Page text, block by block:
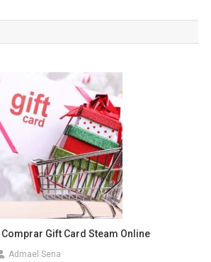
Gift Card Steam Online
Admael Sena